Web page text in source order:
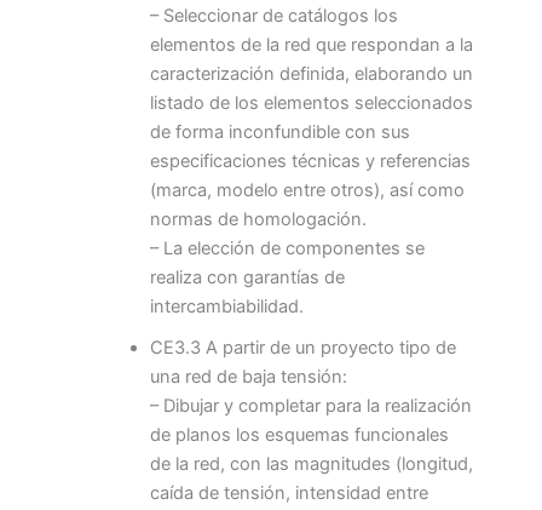
– Seleccionar de catálogos los
elementos de la red que respondan a la
caracterización definida, elaborando un
listado de los elementos seleccionados
de forma inconfundible con sus
especificaciones técnicas y referencias
(marca, modelo entre otros), así como
normas de homologación.
– La elección de componentes se
realiza con garantías de
intercambiabilidad.
CE3.3 A partir de un proyecto tipo de
una red de baja tensión:
– Dibujar y completar para la realización
de planos los esquemas funcionales
de la red, con las magnitudes (longitud,
caída de tensión, intensidad entre